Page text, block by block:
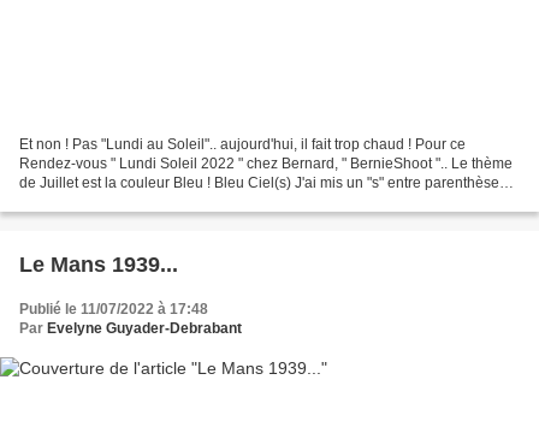
Et non ! Pas "Lundi au Soleil".. aujourd'hui, il fait trop chaud ! Pour ce
Rendez-vous " Lundi Soleil 2022 " chez Bernard, " BernieShoot ".. Le thème
de Juillet est la couleur Bleu ! Bleu Ciel(s) J'ai mis un "s" entre parenthèses,
Le Mans 1939...
Publié le 11/07/2022 à 17:48
Par Evelyne Guyader-Debrabant